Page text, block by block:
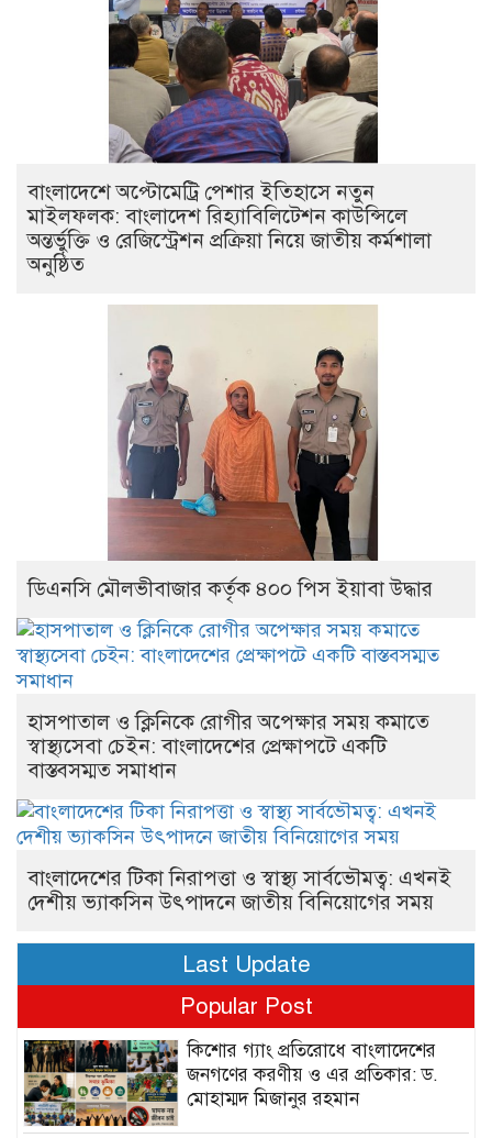
বাংলাদেশে অপ্টোমেট্রি পেশার ইতিহাসে নতুন
মাইলফলক: বাংলাদেশ রিহ্যাবিলিটেশন কাউন্সিলে
অন্তর্ভুক্তি ও রেজিস্ট্রেশন প্রক্রিয়া নিয়ে জাতীয় কর্মশালা
অনুষ্ঠিত
ডিএনসি মৌলভীবাজার কর্তৃক ৪০০ পিস ইয়াবা উদ্ধার
হাসপাতাল ও ক্লিনিকে রোগীর অপেক্ষার সময় কমাতে
স্বাস্থ্যসেবা চেইন: বাংলাদেশের প্রেক্ষাপটে একটি
বাস্তবসম্মত সমাধান
বাংলাদেশের টিকা নিরাপত্তা ও স্বাস্থ্য সার্বভৌমত্ব: এখনই
দেশীয় ভ্যাকসিন উৎপাদনে জাতীয় বিনিয়োগের সময়
Last Update
Popular Post
কিশোর গ্যাং প্রতিরোধে বাংলাদেশের
জনগণের করণীয় ও এর প্রতিকার: ড.
মোহাম্মদ মিজানুর রহমান